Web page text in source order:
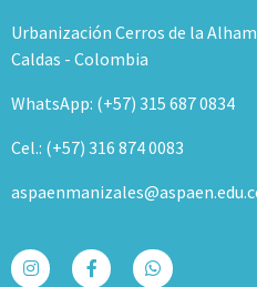
Urbanización Cerros de la
Caldas - Colombia
WhatsApp: (+57) 315 687 0834
Cel.: (+57) 316 874 0083